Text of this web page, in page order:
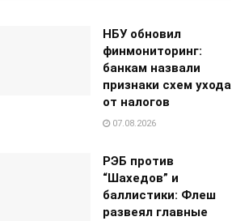
НБУ обновил
финмониторинг:
банкам назвали
признаки схем ухода
от налогов
07.08.2026
РЭБ против
“Шахедов” и
баллистики: Флеш
развеял главные